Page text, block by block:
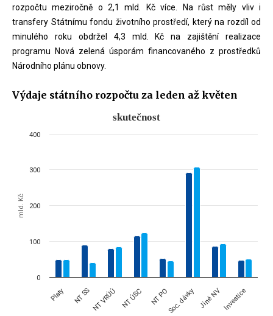
rozpočtu meziročně o 2,1 mld. Kč více. Na růst měly vliv i
transfery Státnímu fondu životního prostředí, který na rozdíl od
minulého roku obdržel 4,3 mld. Kč na zajištění realizace
programu Nová zelená úsporám financovaného z prostředků
Národního plánu obnovy.
Výdaje státního rozpočtu za leden až květen
The chart has 1 Y axis displaying mld. Kč. Data ranges from 39.61 to
mld. Kč
skutečnost
Platy NT SSNT VRÚÚ NT ÚSC NT POSoc. dávky Jiné NVInvestice
0
100
200
300
400